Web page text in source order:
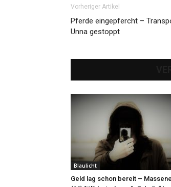
Vorheriger Artikel
Pferde eingepfercht –
Unna gestoppt
Blaulicht
Geld lag schon bereit –